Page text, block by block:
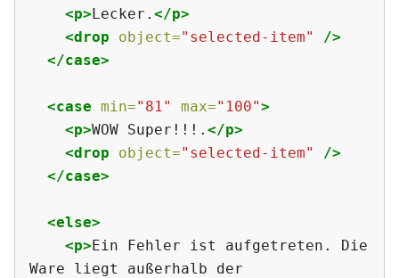
<p>Lecker. </p>
<drop
object="selected-item"
/>
</case>
<case min="81" max="100">
<p>WOW Super!!!. </p>
<drop
object="selected-item"
/>
</case>
<else>
<p>Ein Fehler ist aufgetreten. Die
Ware liegt außerhalb der